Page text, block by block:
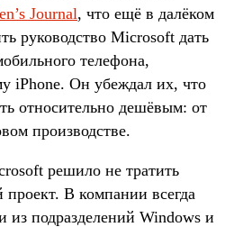
Journal, что ещё в далёком
руководство Microsoft дать
телефона,
iPhone. Он убеждал их, что
относительно дешёвым: от
производстве.
решило не тратить
В компании всегда
из подразделений Windows и